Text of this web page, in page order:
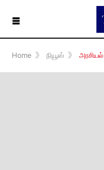
☰
Home 》 நியூஸ் 》 அரசியல்